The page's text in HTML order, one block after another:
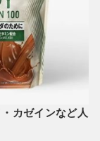
カゼインなど人